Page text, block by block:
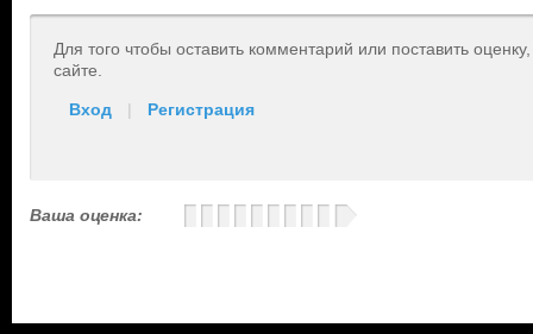
Для того чтобы оставить комментарий или поставить
сайте.
Вход | Регистрация
Ваша оценка: